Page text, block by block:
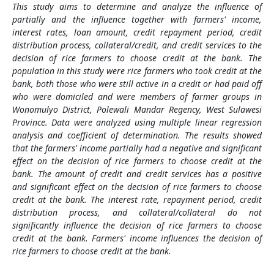
This study aims to determine and analyze the influence of
partially and the influence together with farmers' income,
interest rates, loan amount, credit repayment period, credit
distribution process, collateral/credit, and credit services to the
decision of rice farmers to choose credit at the bank. The
population in this study were rice farmers who took credit at the
bank, both those who were still active in a credit or had paid off
who were domiciled and were members of farmer groups in
Wonomulyo District, Polewali Mandar Regency, West Sulawesi
Province. Data were analyzed using multiple linear regression
analysis and coefficient of determination. The results showed
that the farmers' income partially had a negative and significant
effect on the decision of rice farmers to choose credit at the
bank. The amount of credit and credit services has a positive
and significant effect on the decision of rice farmers to choose
credit at the bank. The interest rate, repayment period, credit
distribution process, and collateral/collateral do not
significantly influence the decision of rice farmers to choose
credit at the bank. Farmers' income influences the decision of
rice farmers to choose credit at the bank.